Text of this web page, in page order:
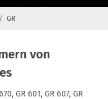
GR
von
GR 601, GR 607, GR